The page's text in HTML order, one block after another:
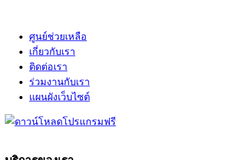
ศูนย์ช่วยเหลือ
เกี่ยวกับเรา
ติดต่อเรา
ร่วมงานกับเรา
แผนผังเว็บไซต์